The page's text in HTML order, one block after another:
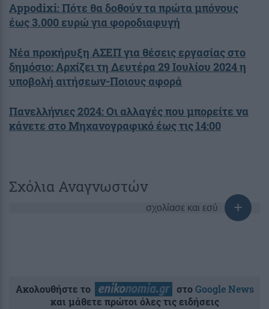
Αppodixi: Πότε θα δοθούν τα πρώτα μπόνους
έως 3.000 ευρώ για φοροδιαφυγή
Νέα προκήρυξη ΑΣΕΠ για θέσεις εργασίας στο
δημόσιο: Αρχίζει τη Δευτέρα 29 Ιουλίου 2024 η
υποβολή αιτήσεων-Ποιους αφορά
Πανελλήνιες 2024: Οι αλλαγές που μπορείτε να
κάνετε στο Μηχανογραφικό έως τις 14:00
Σχόλια Αναγνωστών
σχολίασε και εσύ
Ακολουθήστε το στοGoogle News
και μάθετε πρώτοι όλες τις ειδήσεις